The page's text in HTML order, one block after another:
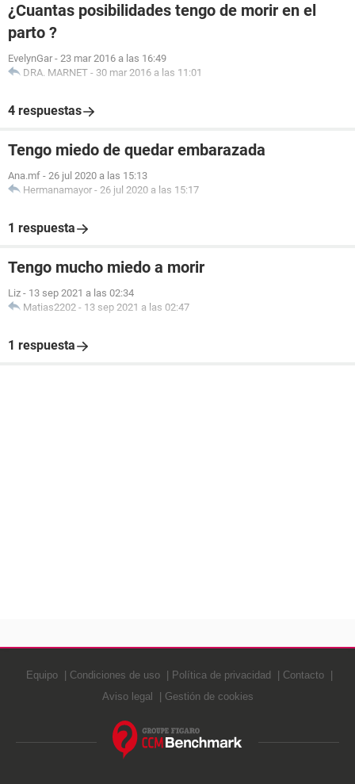
¿Cuantas posibilidades tengo de morir en el
parto ?
EvelynGar - 23 mar 2016 a las 16:49
DRA. MARNET - 30 mar 2016 a las 11:01
4 respuestas
Tengo miedo de quedar embarazada
Ana.mf - 26 jul 2020 a las 15:13
Hermanamayor - 26 jul 2020 a las 15:17
1 respuesta
Tengo mucho miedo a morir
Liz - 13 sep 2021 a las 02:34
Matias2202 - 13 sep 2021 a las 02:47
1 respuesta
Equipo Condiciones de uso Política de privacidad
Contacto
Aviso legal
Gestión de cookies